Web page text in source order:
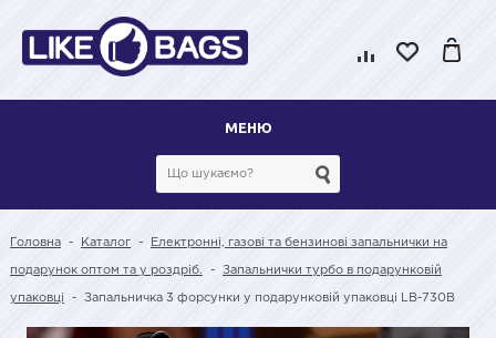
МЕНЮ
Головна - Каталог - Електронні, газові та бензинові запальнички на
подарунок оптом та у роздріб. - Запальнички турбо в подарунковій
упаковці - Запальничка 3 форсунки у подарунковій упаковці LB-730B